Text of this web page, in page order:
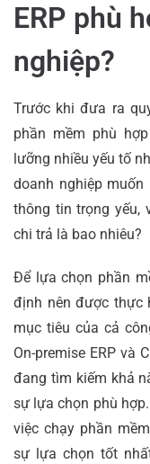
ERP phù
nghiệp?
Trước khi đưa ra
phần mềm phù
lưỡng nhiều yếu tố
doanh nghiệp
thông tin trọng yếu,
chi trả là bao nhiêu?
Để lựa chọn phần
định nên được thực
mục tiêu của cả
On-premise ERP và
đang tìm kiếm khả
sự lựa chọn phù
việc chạy phần
sự lựa chọn tốt